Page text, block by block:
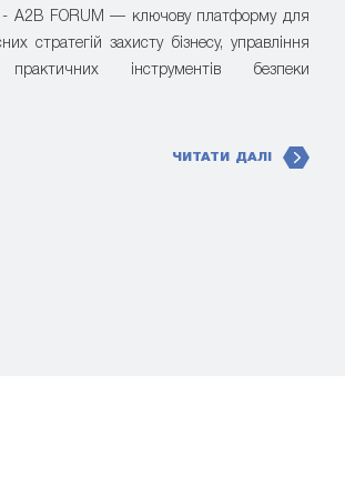
- A2B FORUM — ключову платформу для
стратегій захисту бізнесу, управління
інструментів безпеки
ЧИТАТИ ДАЛІ